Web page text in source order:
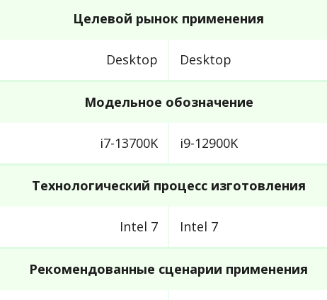
Целевой рынок применения
Desktop Desktop
Модельное обозначение
i7-13700K i9-12900K
Технологический процесс изготовления
Intel 7 Intel 7
Рекомендованные сценарии применения